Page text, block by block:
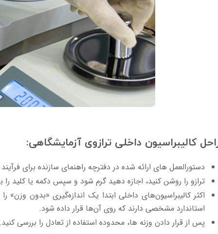
کالیبراسیون داخلی ترازوی آزمایشگاهی:
دستورالعمل های ارائه شده در دفترچه راهنمای سازنده برای
ترازو را روشن کنید، اجازه دهید گرم شود و سپس دکمه یا کلید را
اکثر کالیبراسیون‌های داخلی ابتدا یک اندازه‌گیری «بدون
استاندارد مشخصی دارند که روی آن‌ها قرار داده شود.
پس از قرار دادن وزنه ها، محدوده استفاده از تعادل را بررسی کنید.